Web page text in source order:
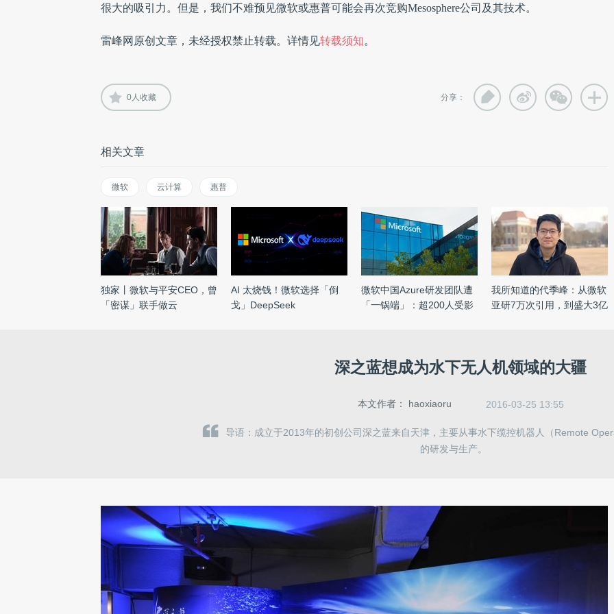
很大的吸引力。但是，我们不难预见微软或惠普可能会再次竞购Mesosphere公司及其技术。
雷峰网原创文章，未经授权禁止转载。详情见转载须知。
0人收藏 分享：
相关文章
微软 云计算 惠普
独家丨微软与平安CEO，曾
「密谋」联手做云
AI 太烧钱！微软选择「倒
戈」DeepSeek
微软中国Azure研发团队遭
「一锅端」：超200人受影
我所知道的代季峰：从微软
亚研7万次引用，到盛大3亿
深之蓝想成为水下无人机领域的大疆
本文作者： haoxiaoru 2016-03-25 13:55
导语：成立于2013年的初创公司深之蓝来自天津，主要从事水下缆控机器人（Remote
的研发与生产。